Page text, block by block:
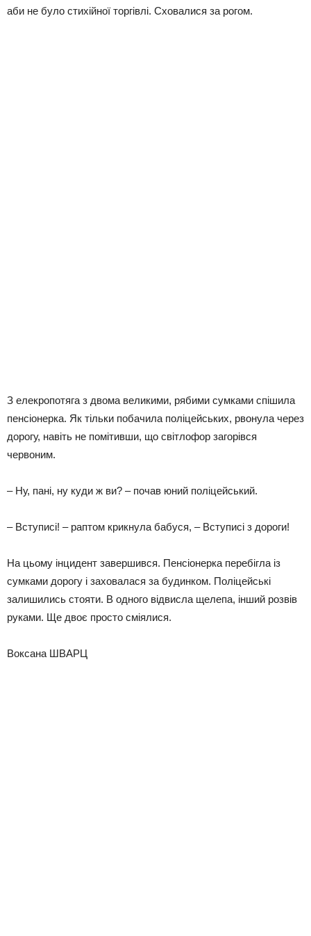
аби не було стихійної торгівлі. Сховалися за рогом.
З елекропотяга з двома великими, рябими сумками спішила
пенсіонерка. Як тільки побачила поліцейських, рвонула через
дорогу, навіть не помітивши, що світлофор загорівся
червоним.
– Ну, пані, ну куди ж ви? – почав юний поліцейський.
– Вступисі! – раптом крикнула бабуся, – Вступисі з дороги!
На цьому інцидент завершився. Пенсіонерка перебігла із
сумками дорогу і заховалася за будинком. Поліцейські
залишились стояти. В одного відвисла щелепа, інший розвів
руками. Ще двоє просто сміялися.
Воксана ШВАРЦ